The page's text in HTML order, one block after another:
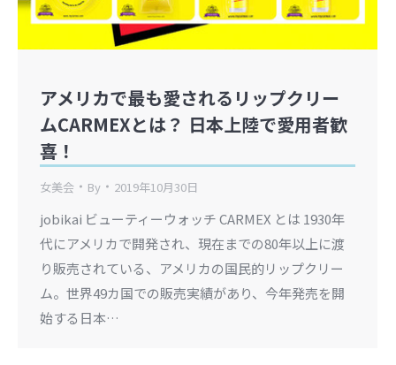
アメリカで最も愛されるリップクリー
ムCARMEXとは？ 日本上陸で愛用者歓
喜！
女美会 By 2019年10月30日
jobikai ビューティーウォッチ CARMEX とは 1930年
代にアメリカで開発され、現在までの80年以上に渡
り販売されている、アメリカの国民的リップクリー
ム。世界49カ国での販売実績があり、今年発売を開
始する日本…